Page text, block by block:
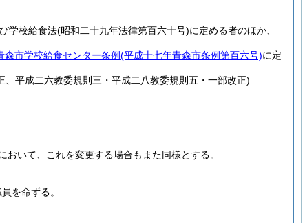
学校給食法(昭和二十九年法律第百六十号)に定める者のほか、
森市学校給食センター条例(平成十七年青森市条例第百六号)に定
平成二六教委規則三・平成二八教委規則五・一部改正)
おいて、これを変更する場合もまた同様とする。
を命ずる。